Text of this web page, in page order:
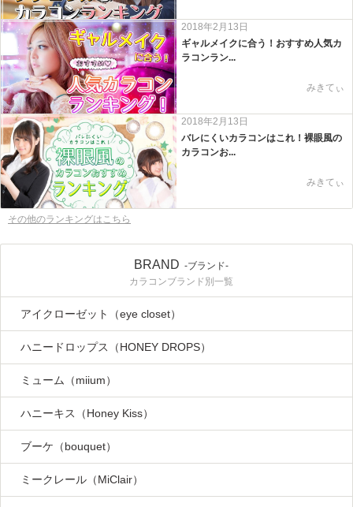
2018年2月13日
ギャルメイクに合う！おすすめ人気カ
ラコンラン...
みきてぃ
2018年2月13日
バレにくいカラコンはこれ！裸眼風の
カラコンお...
みきてぃ
その他のランキングはこちら
BRAND -ブランド-
カラコンブランド別一覧
アイクローゼット（eye closet）
ハニードロップス（HONEY DROPS）
ミューム（miium）
ハニーキス（Honey Kiss）
ブーケ（bouquet）
ミークレール（MiClair）